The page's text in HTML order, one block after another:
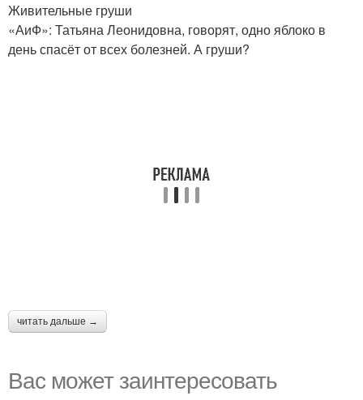
Живительные груши
«АиФ»: Татьяна Леонидовна, говорят, одно яблоко в
день спасёт от всех болезней. А груши?
читать дальше →
Вас может заинтересовать